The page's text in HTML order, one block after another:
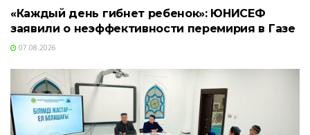
«Каждый день гибнет ребенок»: ЮНИСЕФ
заявили о неэффективности перемирия в Газе
07.08.2026